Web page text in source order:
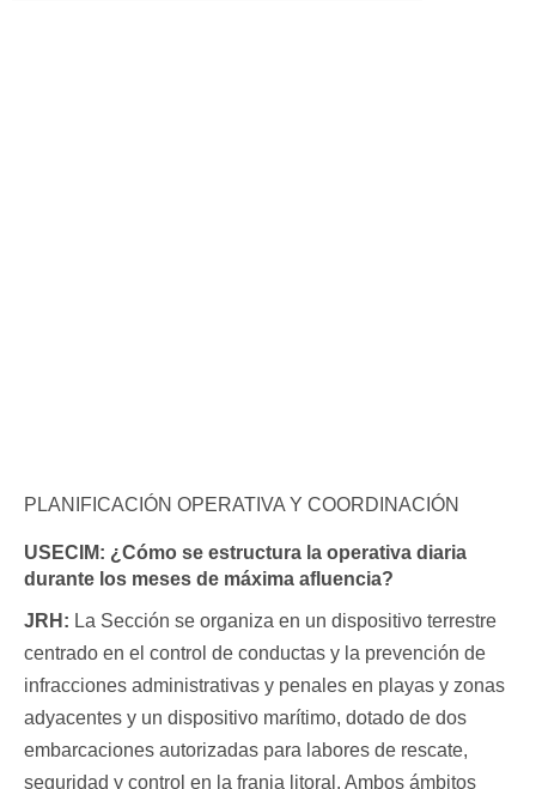
PLANIFICACIÓN OPERATIVA Y COORDINACIÓN
USECIM: ¿Cómo se estructura la operativa diaria
durante los meses de máxima afluencia?
JRH: La Sección se organiza en un dispositivo terrestre
centrado en el control de conductas y la prevención de
infracciones administrativas y penales en playas y zonas
adyacentes y un dispositivo marítimo, dotado de dos
embarcaciones autorizadas para labores de rescate,
seguridad y control en la franja litoral. Ambos ámbitos